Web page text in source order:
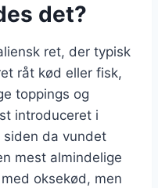
det?
ret, der typisk
råt kød eller fisk,
toppings og
introduceret i
siden da vundet
mest almindelige
oksekød, men